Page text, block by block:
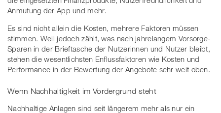
Anmutung der App und mehr.
Es sind nicht allein die Kosten, mehrere Faktoren müssen
stimmen. Weil jedoch zählt, was nach jahrelangem Vorsorge-
Sparen in der Brieftasche der Nutzerinnen und Nutzer bleibt,
stehen die wesentlichsten Enflussfaktoren wie Kosten und
Performance in der Bewertung der Angebote sehr weit oben.
Wenn Nachhaltigkeit im Vordergrund steht
Nachhaltige Anlagen sind seit längerem mehr als nur ein